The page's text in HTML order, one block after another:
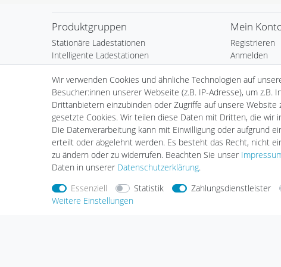
Produktgruppen
Stationäre Ladestationen
Intelligente Ladestationen
Mobile Ladestationen
Ladekabel
plenti Solar
Zubehör
Installation
Mein
Registrieren
Anmelden
Warenkorb
Kasse
Wunschliste
Nehmen SieKontaktmit uns auf
Wir verwenden Cookies und ähnliche Technologien auf
Besucher:innen unserer Webseite (z.B. IP-Adresse), um z.B.
Drittanbietern einzubinden oder Zugriffe auf unsere
gesetzte Cookies. Wir teilen diese Daten mit Dritten, die wir
Die Datenverarbeitung kann mit Einwilligung oder aufgrund
erteilt oder abgelehnt werden. Es besteht das Recht, nicht
zu ändern oder zu widerrufen. Beachten Sie unser
Daten in unserer Daten­schutz­erklärung.
Essenziell
Statistik Zahlungsdienstleister
Weitere Einstellungen